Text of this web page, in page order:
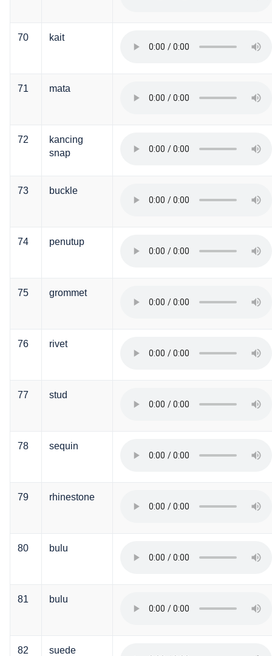
70 kait
71 mata
72
kancing
snap
73 buckle
74 penutup
75 grommet
76 rivet
77 stud
78 sequin
79 rhinestone
80 bulu
81 bulu
82 suede